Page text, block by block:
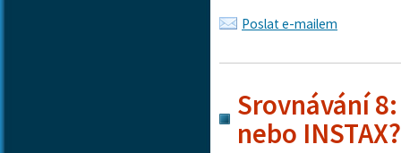
Poslat e-mailem
Srovnávání
nebo INSTAX?